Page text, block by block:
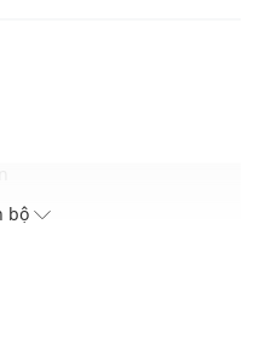
hợp với các loại trang
bộ